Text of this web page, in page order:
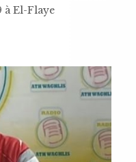
à El-Flaye